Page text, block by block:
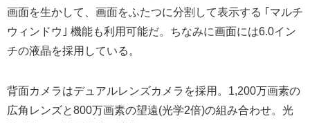
画面を生かして、画面をふたつに分割して表示する ｢マルチ
ウィンドウ｣ 機能も利用可能だ。ちなみに画面には6.0イン
チの液晶を採用している。
背面カメラはデュアルレンズカメラを採用。1,200万画素の
広角レンズと800万画素の望遠(光学2倍)の組み合わせ。光